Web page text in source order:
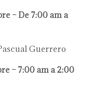
– De 7:00 am a
Guerrero
– 7:00 am a 2:00